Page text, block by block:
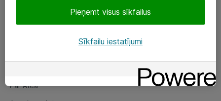
Par Atea
Par Atea
Pieņemt visus sīkfailus
Sīkfailu iestatījumi